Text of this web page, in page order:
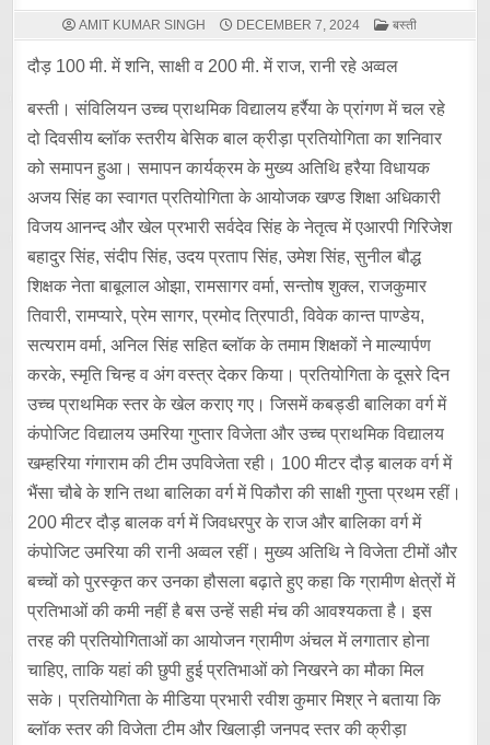
AMIT KUMAR SINGH DECEMBER 7, 2024
POSTED
IN
बस्ती
दौड़ 100 मी. में शनि, साक्षी व 200 मी. में राज, रानी रहे अव्वल
बस्ती। संविलियन उच्च प्राथमिक विद्यालय हर्रैया के प्रांगण में चल रहे
दो दिवसीय ब्लॉक स्तरीय बेसिक बाल क्रीड़ा प्रतियोगिता का शनिवार
को समापन हुआ। समापन कार्यक्रम के मुख्य अतिथि हरैया विधायक
अजय सिंह का स्वागत प्रतियोगिता के आयोजक खण्ड शिक्षा अधिकारी
विजय आनन्द और खेल प्रभारी सर्वदेव सिंह के नेतृत्व में एआरपी गिरिजेश
बहादुर सिंह, संदीप सिंह, उदय प्रताप सिंह, उमेश सिंह, सुनील बौद्ध
शिक्षक नेता बाबूलाल ओझा, रामसागर वर्मा, सन्तोष शुक्ल, राजकुमार
तिवारी, रामप्यारे, प्रेम सागर, प्रमोद त्रिपाठी, विवेक कान्त पाण्डेय,
सत्यराम वर्मा, अनिल सिंह सहित ब्लॉक के तमाम शिक्षकों ने माल्यार्पण
करके, स्मृति चिन्ह व अंग वस्त्र देकर किया। प्रतियोगिता के दूसरे दिन
उच्च प्राथमिक स्तर के खेल कराए गए। जिसमें कबड्डी बालिका वर्ग में
कंपोजिट विद्यालय उमरिया गुप्तार विजेता और उच्च प्राथमिक विद्यालय
खम्हरिया गंगाराम की टीम उपविजेता रही। 100 मीटर दौड़ बालक वर्ग में
भैंसा चौबे के शनि तथा बालिका वर्ग में पिकौरा की साक्षी गुप्ता प्रथम रहीं।
200 मीटर दौड़ बालक वर्ग में जिवधरपुर के राज और बालिका वर्ग में
कंपोजिट उमरिया की रानी अव्वल रहीं। मुख्य अतिथि ने विजेता टीमों और
बच्चों को पुरस्कृत कर उनका हौसला बढ़ाते हुए कहा कि ग्रामीण क्षेत्रों में
प्रतिभाओं की कमी नहीं है बस उन्हें सही मंच की आवश्यकता है। इस
तरह की प्रतियोगिताओं का आयोजन ग्रामीण अंचल में लगातार होना
चाहिए, ताकि यहां की छुपी हुई प्रतिभाओं को निखरने का मौका मिल
सके। प्रतियोगिता के मीडिया प्रभारी रवीश कुमार मिश्र ने बताया कि
ब्लॉक स्तर की विजेता टीम और खिलाड़ी जनपद स्तर की क्रीड़ा